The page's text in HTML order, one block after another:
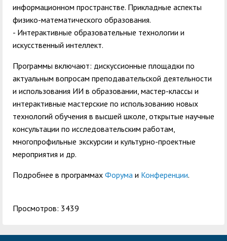
информационном пространстве. Прикладные аспекты
физико-математического образования.
- Интерактивные образовательные технологии и
искусственный интеллект.
Программы включают: дискуссионные площадки по
актуальным вопросам преподавательской деятельности
и использования ИИ в образовании, мастер-классы и
интерактивные мастерские по использованию новых
технологий обучения в высшей школе, открытые научные
консультации по исследовательским работам,
многопрофильные экскурсии и культурно-проектные
мероприятия и др.
Подробнее в программах Форума и Конференции.
Просмотров: 3439